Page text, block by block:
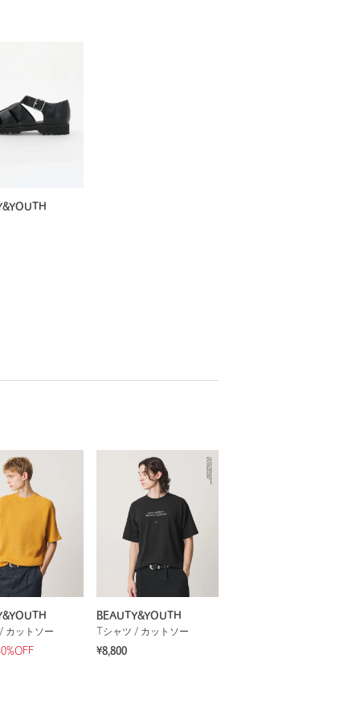
カットソー
BEAUTY&YOUTH
Tシャツ / カットソー
¥8,800